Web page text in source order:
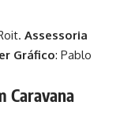
Assessoria
Gráfico: Pablo
Caravana